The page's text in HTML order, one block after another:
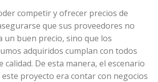
competir y ofrecer precios de
que sus proveedores no
un buen precio, sino que los
adquiridos cumplan con todos
calidad. De esta manera, el escenario
proyecto era contar con negocios